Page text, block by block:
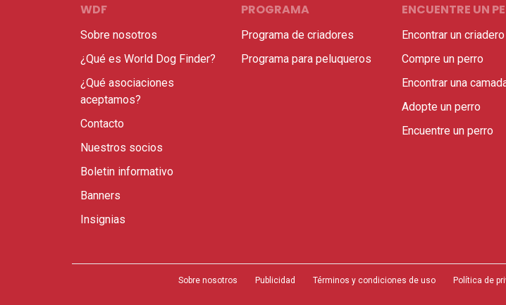
WDF
Sobre nosotros
¿Qué es World Dog Finder?
¿Qué asociaciones
aceptamos?
Contacto
Nuestros socios
Boletin informativo
Banners
Insignias
PROGRAMA
Programa de criadores
Programa para peluqueros
ENCUENTRE UN
Encontrar un criadero
Compre un perro
Encontrar una
Adopte un perro
Encuentre un perro
Sobre nosotros Publicidad Términos y condiciones de uso Política de